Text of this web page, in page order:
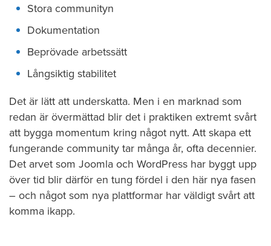
Stora communityn
Dokumentation
Beprövade arbetssätt
Långsiktig stabilitet
Det är lätt att underskatta. Men i en marknad som
redan är övermättad blir det i praktiken extremt svårt
att bygga momentum kring något nytt. Att skapa ett
fungerande community tar många år, ofta decennier.
Det arvet som Joomla och WordPress har byggt upp
över tid blir därför en tung fördel i den här nya fasen
– och något som nya plattformar har väldigt svårt att
komma ikapp.